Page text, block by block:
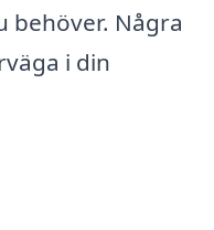
behöver. Några
i din